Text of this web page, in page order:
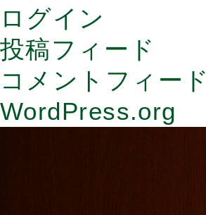
ログイン
投稿フィード
コメントフィード
WordPress.org